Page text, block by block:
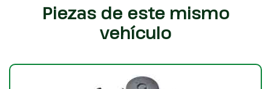
Piezas de este mismo
vehículo